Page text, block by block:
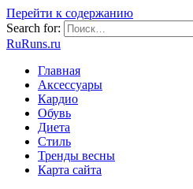
Перейти к содержанию
Search for:
RuRuns.ru
Главная
Аксессуары
Кардио
Обувь
Диета
Стиль
Тренды весны
Карта сайта